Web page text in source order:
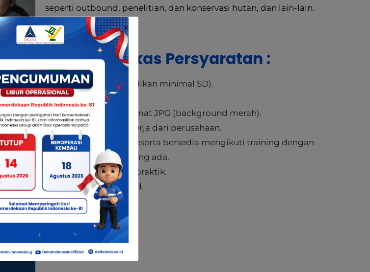
seperti outbound, penelitian, dan konservasi hutan, dan lain-lain.
Berkas Persyaratan :
Copy ijazah (pendidikan minimal SD).
Copy KTP.
Soft file pasfoto format JPG (background merah).
Surat keterangan kerja dari perusahaan.
Surat pernyataan peserta bersedia mengikuti training dengan
semua peraturan yang ada.
Safety shoes untuk praktik.
Handphone android.